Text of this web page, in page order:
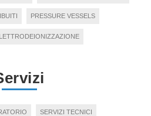
PRESSURE VESSELS
SERVIZI TECNICI